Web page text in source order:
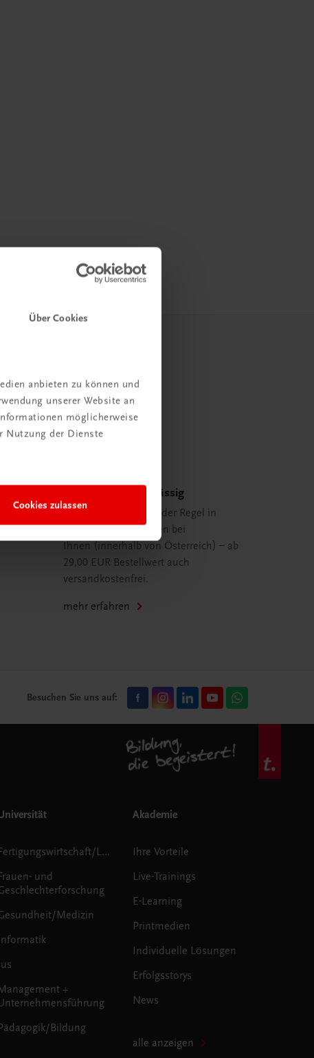
Über Cookies
anbieten zu können und
unserer Website an
möglicherweise
Nutzung der Dienste
Cookies zulassen
Schnell und zuverlässig
Ihre Bestellung ist in der Regel in
spätestens 48 Stunden bei
Ihnen (innerhalb von Österreich) – ab
29,00 EUR Bestellwert auch
versandkostenfrei.
mehr erfahren
Besuchen Sie uns auf:
Fertigungswirtschaft/Logistik
und
Medizin
+
Bildung
Akademie
Ihre Vorteile
Live-Trainings
E-Learning
Printmedien
Individuelle Lösungen
Erfolgsstorys
News
alle anzeigen